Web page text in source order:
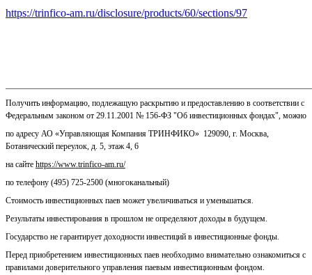
https://trinfico-am.ru/disclosure/products/60/sections/97
Получить информацию, подлежащую раскрытию и предоставлению в соответствии с
Федеральным законом от 29.11.2001 № 156-ФЗ "Об инвестиционных фондах", можно
по адресу АО «Управляющая Компания ТРИНФИКО» 129090, г. Москва,
Ботанический переулок, д. 5, этаж 4, 6
на сайте https://www.trinfico-am.ru/
по телефону (495) 725-2500 (многоканальный)
Стоимость инвестиционных паев может увеличиваться и уменьшаться.
Результаты инвестирования в прошлом не определяют доходы в будущем.
Государство не гарантирует доходности инвестиций в инвестиционные фонды.
Перед приобретением инвестиционных паев необходимо внимательно ознакомиться с
правилами доверительного управления паевым инвестиционным фондом.